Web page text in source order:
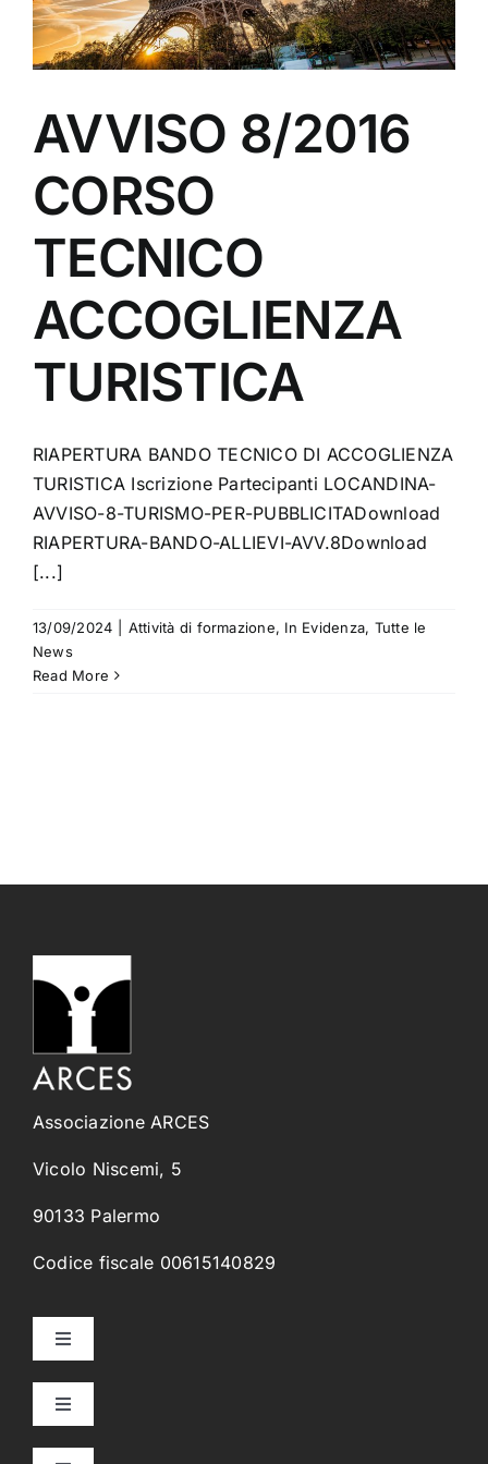
AVVISO 8/2016
CORSO
TECNICO
ACCOGLIENZA
TURISTICA
RIAPERTURA BANDO TECNICO DI ACCOGLIENZA
TURISTICA Iscrizione Partecipanti LOCANDINA-
AVVISO-8-TURISMO-PER-PUBBLICITADownload
RIAPERTURA-BANDO-ALLIEVI-AVV.8Download
[...]
13/09/2024 Attività di formazione, In Evidenza, Tutte le
News
Read More
Associazione ARCES
Vicolo Niscemi, 5
90133 Palermo
Codice fiscale 00615140829
Toggle
Home
Toggle